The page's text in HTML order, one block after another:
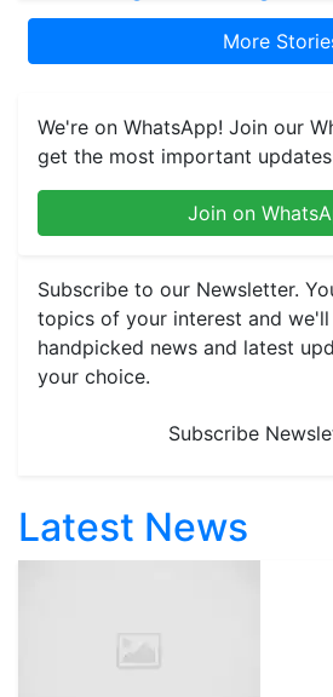
More
We're on WhatsApp! Join our
get the most important
Join on
Subscribe to our Newsletter.
topics of your interest and we'll
handpicked news and latest
your choice.
Subscribe
Latest News